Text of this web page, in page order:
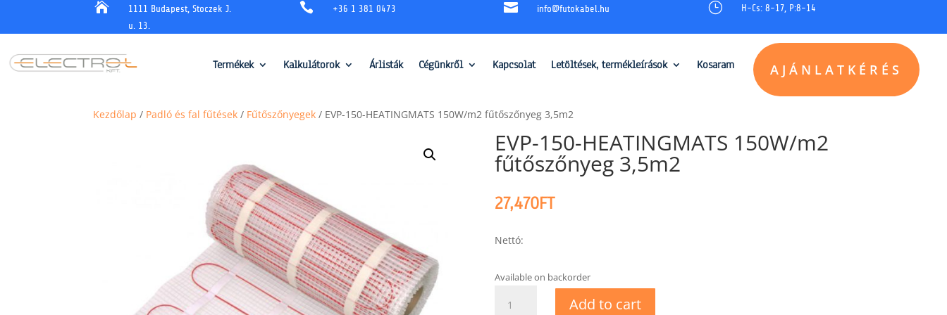

1111 Budapest, Stoczek J.
u. 13.
 +36 1 381 0473  info@futokabel.hu } H-Cs: 8-17, P:8-14
Termékek Kalkulátorok Árlisták Cégünkről Kapcsolat Letöltések, termékleírások Kosaram AJÁNLATKÉRÉS
Kezdőlap / Padló és fal fűtések / Fűtőszőnyegek / EVP-150-HEATINGMATS 150W/m2 fűtőszőnyeg 3,5m2
EVP-150-HEATINGMATS 150W/m2
fűtőszőnyeg 3,5m2
27,470FT
Nettó:
Available on backorder
150-
Add to cart